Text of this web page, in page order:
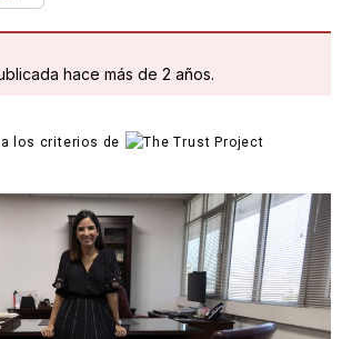
hace más de 2 años.
los criterios de